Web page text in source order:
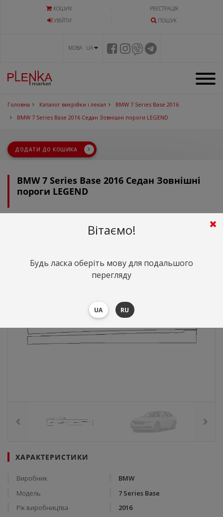
КОШИК
РЕЄСТРАЦІЯ
УВIЙТИ
ПОШУК
МОВА UA
Головна Каталог викрійки і лекал
BMW 7 Series Base 2016
BMW 7 Series Base 2016 Седан Зовнішні пороги LEGEND
ДОДАТИ ДО КОШИКА
BMW 7 Series Base 2016 Седан Зовнішні
пороги LEGEND
грн.
ХАРАКТЕРИСТИКИ
Виробник
BMW
Модель
7 Series Base
Рік виробництва
2016
Вітаємо!
Будь ласка оберіть мову для подальшого
перегляду
UA RU